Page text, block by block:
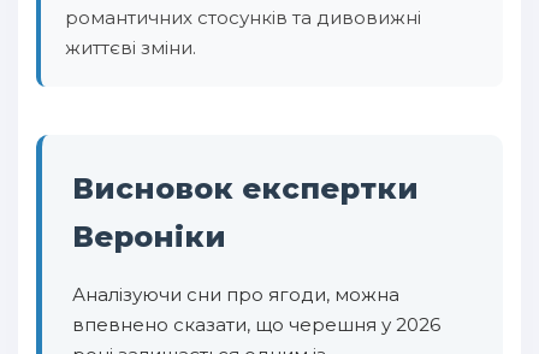
романтичних стосунків та дивовижні
життєві зміни.
Висновок експертки
Вероніки
Аналізуючи сни про ягоди, можна
впевнено сказати, що черешня у 2026